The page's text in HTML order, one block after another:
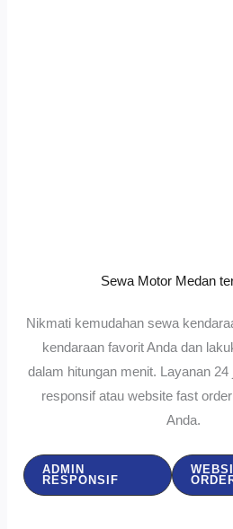
Sewa Motor Medan
Nikmati kemudahan sewa
kendaraan favorit Anda dan
dalam hitungan menit. Layanan
responsif atau website fast
Anda.
ADMIN
RESPONSIF